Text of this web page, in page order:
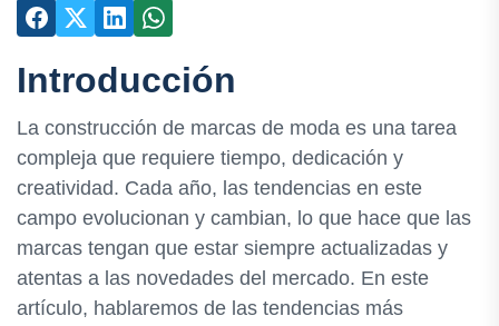
Introducción
La construcción de marcas de moda es una tarea
compleja que requiere tiempo, dedicación y
creatividad. Cada año, las tendencias en este
campo evolucionan y cambian, lo que hace que las
marcas tengan que estar siempre actualizadas y
atentas a las novedades del mercado. En este
artículo, hablaremos de las tendencias más